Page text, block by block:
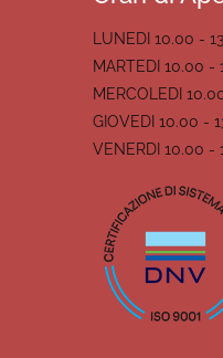
LUNEDI 10.00 -
MARTEDI 10.00 -
MERCOLEDI
GIOVEDI 10.00 -
VENERDI 10.00 -